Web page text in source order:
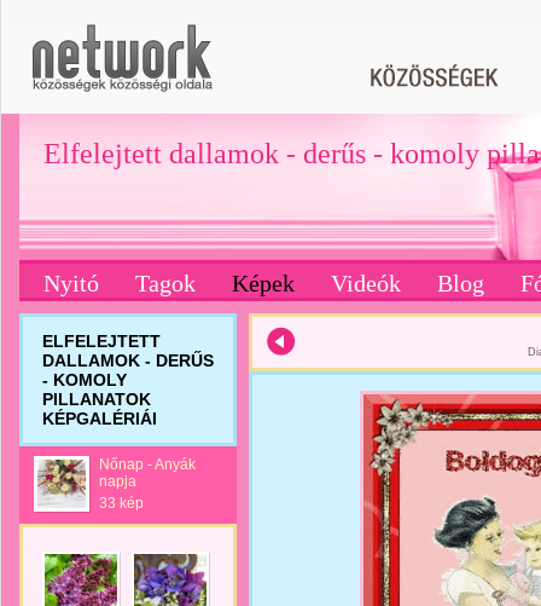
Elfelejtett dallamok - derűs - komoly
Nyitó Tagok Képek Videók Blog
ELFELEJTETT
DALLAMOK - DERŰS
- KOMOLY
PILLANATOK
KÉPGALÉRIÁI
Nőnap - Anyák
napja
33 kép